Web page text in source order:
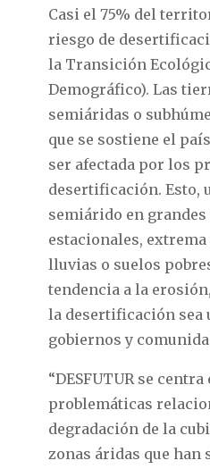
Casi el 75% del
riesgo de
la Transición
Demográfico). Las
semiáridas o
que se sostiene el
ser afectada por los
desertificación. Esto,
semiárido en grandes
estacionales,
lluvias o suelos
tendencia a la
la desertificación sea
gobiernos y
“DESFUTUR se
problemáticas
degradación de la
zonas áridas que han